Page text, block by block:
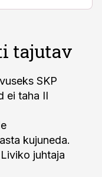
tajutav
SKP
ei taha II
kujuneda.
juhtaja